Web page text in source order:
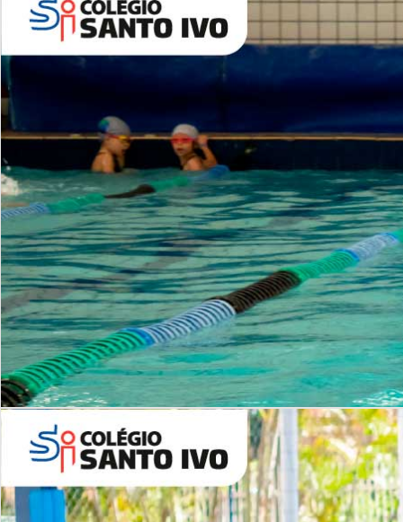
Período Integral | Saiba mais
ALUNOS NOVOS
Entre em Contato
INSTITUCIONAL